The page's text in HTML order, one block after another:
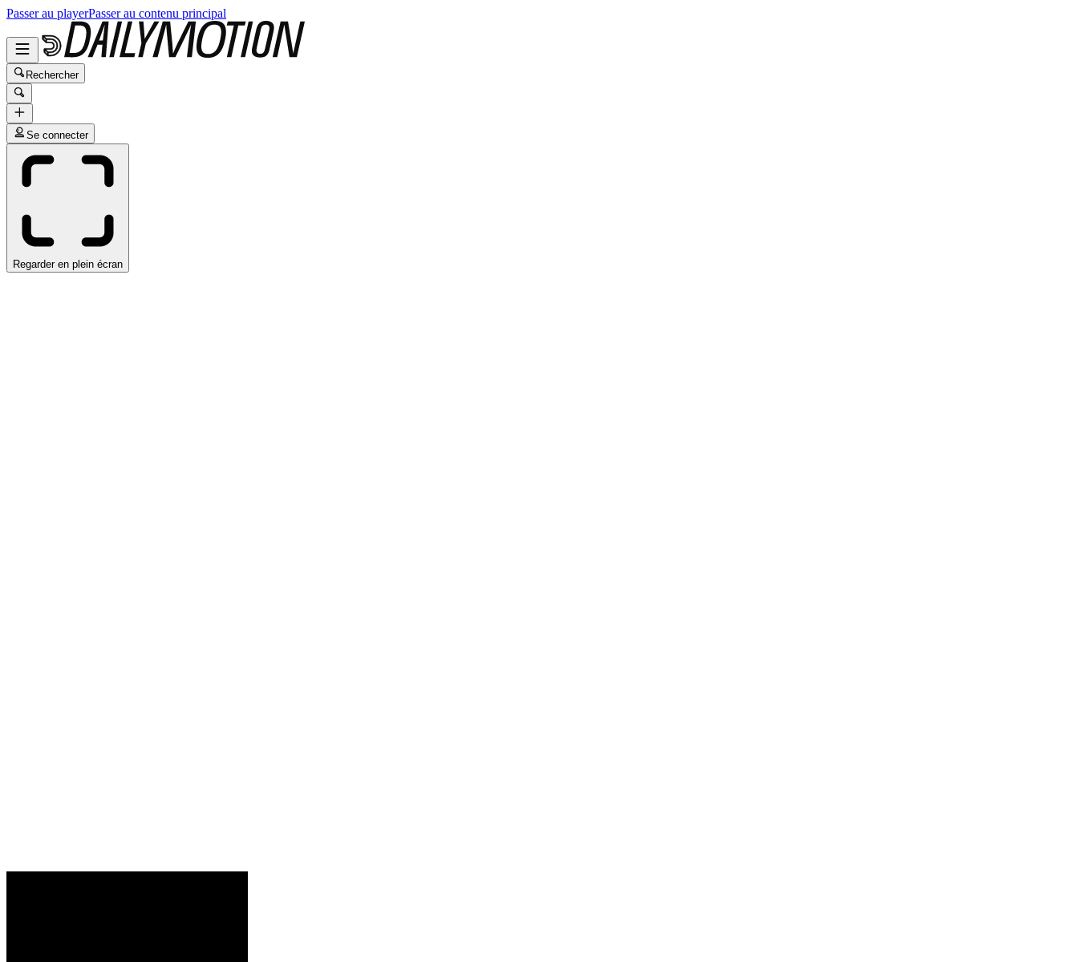
Passer au playerPasser au contenu principal
Rechercher
Se connecter
Regarder en plein écran